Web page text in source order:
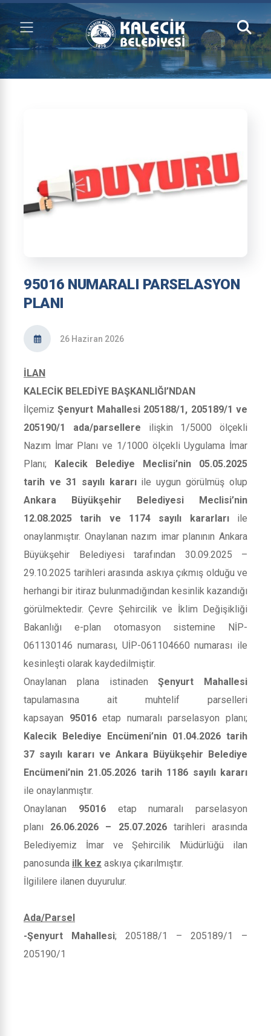
95016 NUMARALI PARSELASYON
PLANI
26 Haziran 2026
İLAN
KALECİK BELEDİYE BAŞKANLIĞI’NDAN
İlçemizŞenyurt Mahallesi 205188/1, 205189/1 ve
205190/1 ada/parsellere ilişkin 1/5000 ölçekli
Nazım İmar Planı ve 1/1000 ölçekli Uygulama İmar
Planı;
Kalecik Belediye Meclisi’nin 05.05.2025
tarih ve 31 sayılı kararıile uygun görülmüş olup
Ankara Büyükşehir Belediyesi Meclisi’nin
12.08.2025 tarih ve 1174 sayılı kararlarıile
onaylanmıştır. Onaylanan nazım imar planının Ankara
Büyükşehir Belediyesi tarafından 30.09.2025 –
29.10.2025 tarihleri arasında askıya çıkmış olduğu ve
herhangi bir itiraz bulunmadığından kesinlik kazandığı
görülmektedir. Çevre Şehircilik ve İklim Değişikliği
Bakanlığı e-plan otomasyon sistemine NİP-
061130146 numarası, UİP-061104660 numarası ile
kesinleşti olarak kaydedilmiştir.
Onaylanan plana istinadenŞenyurt Mahallesi
tapulamasına ait muhtelif parselleri
kapsayan 95016etap numaralı parselasyon planı;
Kalecik Belediye Encümeni’nin 01.04.2026 tarih
37 sayılı kararı ve Ankara Büyükşehir Belediye
Encümeni’nin 21.05.2026 tarih 1186 sayılı kararı
ile onaylanmıştır.
Onaylanan 95016etap numaralı parselasyon
planı 26.06.2026 – 25.07.2026tarihleri arasında
Belediyemiz İmar ve Şehircilik Müdürlüğü ilan
panosunda ilk kez askıya çıkarılmıştır.
İlgililere ilanen duyurulur.
Ada/Parsel
-Şenyurt Mahallesi; 205188/1 – 205189/1 –
205190/1